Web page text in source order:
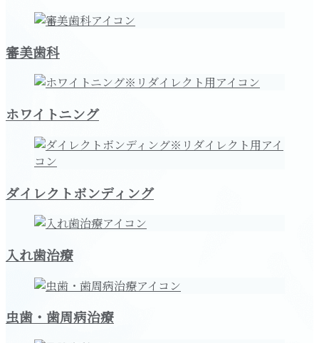
審美歯科
ホワイトニング
ダイレクトボンディング
入れ歯治療
虫歯・歯周病治療